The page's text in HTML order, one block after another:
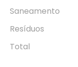
Saneamento
Resí­duos
Total